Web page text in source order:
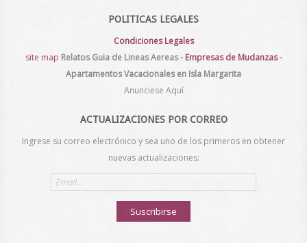
POLITICAS LEGALES
Condiciones Legales
site map Relatos Guia de Lineas Aereas- Empresas de Mudanzas-
Apartamentos Vacacionales en Isla Margarita
Anunciese Aquí
ACTUALIZACIONES POR CORREO
Ingrese su correo electrónico y sea uno de los primeros en obtener
nuevas actualizaciones:
Email
address
Suscribirse